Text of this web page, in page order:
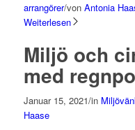
arrangörer/von Antonia
Weiterlesen
Miljö och
med
Januar 15, 2021/in
Haase